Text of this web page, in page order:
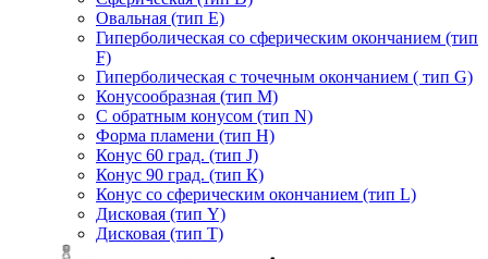
Овальная (тип Е)
Гиперболическая со сферическим окончанием (тип
F)
Гиперболическая с точечным окончанием ( тип G)
Конусообразная (тип М)
C обратным конусом (тип N)
Форма пламени (тип H)
Конус 60 град. (тип J)
Конус 90 град. (тип К)
Конус со сферическим окончанием (тип L)
Дисковая (тип Y)
Дисковая (тип Т)